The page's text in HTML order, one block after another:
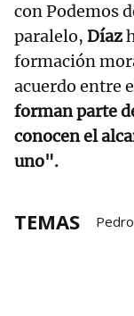
con Podemos
paralelo, Díaz
formación
acuerdo entre
forman parte
conocen el
uno".
TEMAS